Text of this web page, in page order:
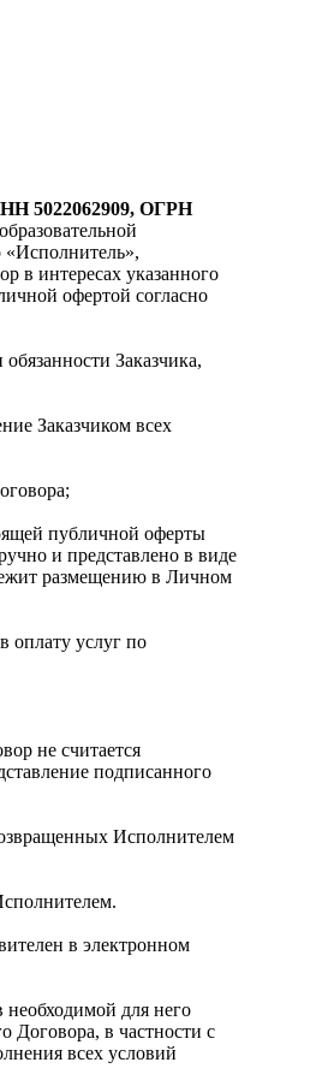
5022062909, ОГРН
«Исполнитель»,
в интересах указанного
офертой согласно
Заказчика,
Заказчиком всех
публичной оферты
и представлено в виде
размещению в Личном
оплату услуг по
не считается
подписанного
Исполнителем
в электронном
необходимой для него
Договора, в частности с
всех условий